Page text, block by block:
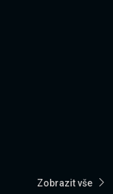
Zobrazit vše